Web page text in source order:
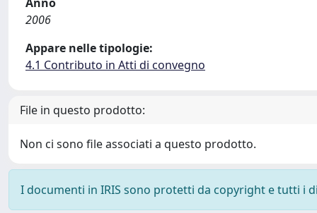
2006
Appare nelle tipologie:
4.1 Contributo in Atti di convegno
File in questo prodotto:
Non ci sono file associati a questo prodotto.
I documenti in IRIS sono protetti da copyright e tutti i